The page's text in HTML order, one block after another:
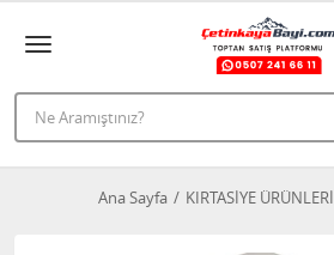
Ana Sayfa KIRTASİYE ÜRÜNLERİ